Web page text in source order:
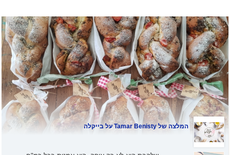
המלצה שלTamar Benisty על בייקלה